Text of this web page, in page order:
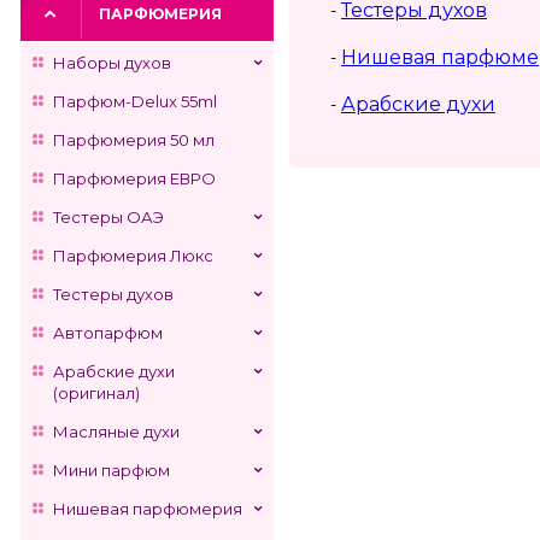
ПАРФЮМЕРИЯ
Наборы духов
Парфюм-Delux 55ml
Парфюмерия 50 мл
Парфюмерия ЕВРО
Тестеры ОАЭ
Парфюмерия Люкс
Тестеры духов
Автопарфюм
Арабские духи
(оригинал)
Масляные духи
Мини парфюм
Нишевая парфюмерия
-Тестеры духов
- Нишевая
- Арабские духи